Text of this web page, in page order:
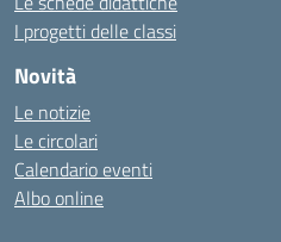
I progetti delle classi
Novità
Le notizie
Le circolari
Calendario eventi
Albo online